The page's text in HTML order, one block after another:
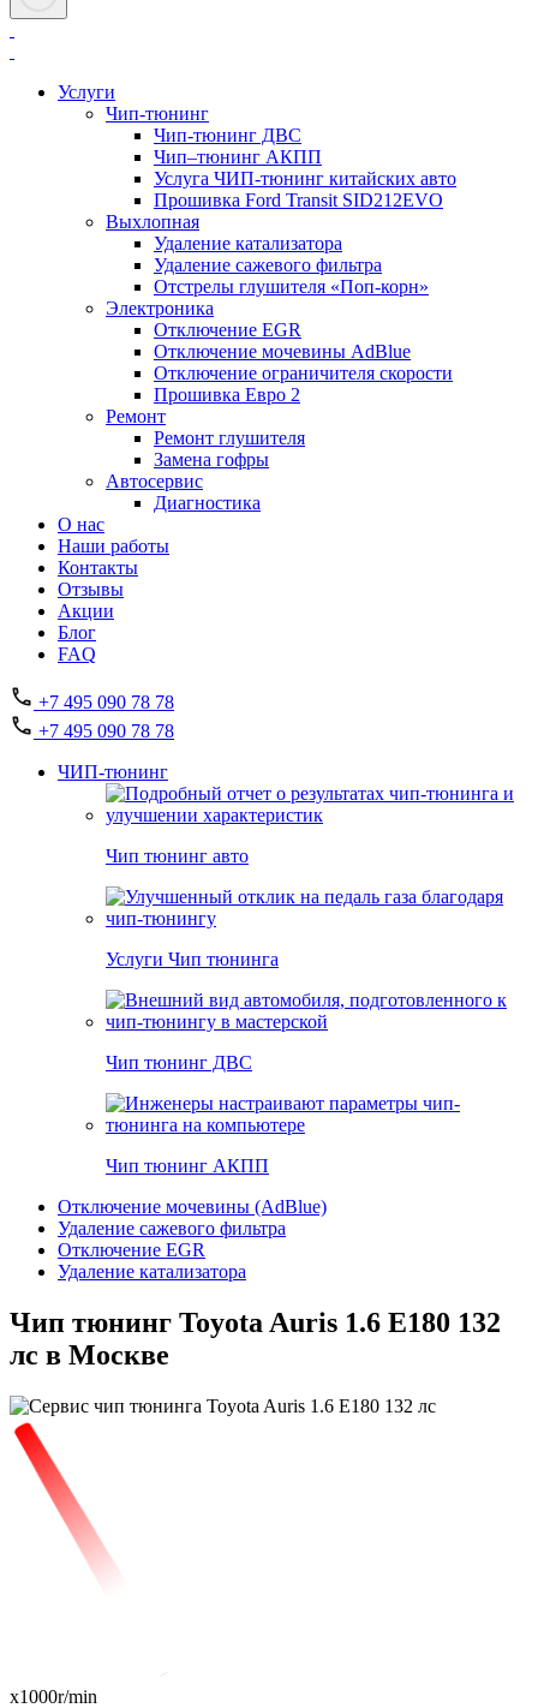
Услуги
Чип-тюнинг
Чип-тюнинг ДВС
Чип–тюнинг АКПП
Услуга ЧИП-тюнинг китайских авто
Прошивка Ford Transit SID212EVO
Выхлопная
Удаление катализатора
Удаление сажевого фильтра
Отстрелы глушителя «Поп-корн»
Электроника
Отключение EGR
Отключение мочевины AdBlue
Отключение ограничителя скорости
Прошивка Евро 2
Ремонт
Ремонт глушителя
Замена гофры
Автосервис
Диагностика
О нас
Наши работы
Контакты
Отзывы
Акции
Блог
FAQ
+7 495 090 78 78
+7 495 090 78 78
ЧИП-тюнинг
Чип тюнинг авто
Услуги Чип тюнинга
Чип тюнинг ДВС
Чип тюнинг АКПП
Отключение мочевины (AdBlue)
Удаление сажевого фильтра
Отключение EGR
Удаление катализатора
Чип тюнинг Toyota Auris 1.6 E180 132
лс в Москве
x1000r/min